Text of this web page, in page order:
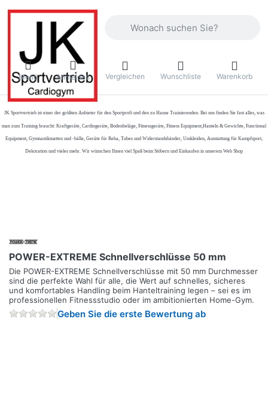
Menü Anmelden Vergleichen Wunschliste Warenkorb
JK Sportvertrieb ist einer der größten Anbieter für den Sportprofi und den zu Hause Trainierenden. Bei uns finden Sie fast alles, was
man zum Training braucht: Kraftgeräte, Cardiogeräte, Bodenbeläge, Fitnessgeräte, Fitness Equipment,Hanteln & Gewichte, Functional
Equipment, Gymnastikmatten und -bälle, Geräte für Reha, Tubes und Widerstandsbänder, Umkleiden, Ausstattung für Kampfsport,
Dekoration und vieles mehr. Wir wünschen Ihnen viel Spaß beim Stöbern und Einkaufen in unserem Web Shop
POWER-EXTREME Schnellverschlüsse 50 mm
Die POWER-EXTREME Schnellverschlüsse mit 50 mm Durchmesser
sind die perfekte Wahl für alle, die Wert auf schnelles, sicheres
und komfortables Handling beim Hanteltraining legen – sei es im
professionellen Fitnessstudio oder im ambitionierten Home-Gym.
Geben Sie die erste Bewertung ab